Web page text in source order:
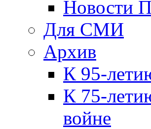
Новости
Для СМИ
Архив
К 95-
К 75-
войне